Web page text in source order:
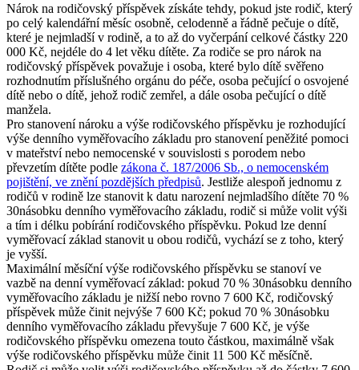
Nárok na rodičovský příspěvek získáte tehdy, pokud jste rodič, který
po celý kalendářní měsíc osobně, celodenně a řádně pečuje o dítě,
které je nejmladší v rodině, a to až do vyčerpání celkové částky 220
000 Kč, nejdéle do 4 let věku dítěte. Za rodiče se pro nárok na
rodičovský příspěvek považuje i osoba, které bylo dítě svěřeno
rozhodnutím příslušného orgánu do péče, osoba pečující o osvojené
dítě nebo o dítě, jehož rodič zemřel, a dále osoba pečující o dítě
manžela.
Pro stanovení nároku a výše rodičovského příspěvku je rozhodující
výše denního vyměřovacího základu pro stanovení peněžité pomoci
v mateřství nebo nemocenské v souvislosti s porodem nebo
převzetím dítěte podle zákona č. 187/2006 Sb., o nemocenském
pojištění, ve znění pozdějších předpisů. Jestliže alespoň jednomu z
rodičů v rodině lze stanovit k datu narození nejmladšího dítěte 70 %
30násobku denního vyměřovacího základu, rodič si může volit výši
a tím i délku pobírání rodičovského příspěvku. Pokud lze denní
vyměřovací základ stanovit u obou rodičů, vychází se z toho, který
je vyšší.
Maximální měsíční výše rodičovského příspěvku se stanoví ve
vazbě na denní vyměřovací základ: pokud 70 % 30násobku denního
vyměřovacího základu je nižší nebo rovno 7 600 Kč, rodičovský
příspěvek může činit nejvýše 7 600 Kč; pokud 70 % 30násobku
denního vyměřovacího základu převyšuje 7 600 Kč, je výše
rodičovského příspěvku omezena touto částkou, maximálně však
výše rodičovského příspěvku může činit 11 500 Kč měsíčně.